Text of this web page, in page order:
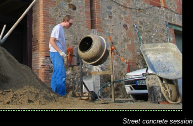
Street concrete session